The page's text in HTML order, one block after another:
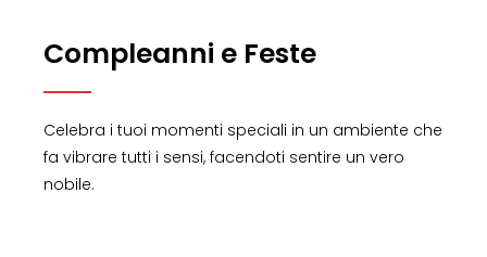
Compleanni e Feste
Celebra i tuoi momenti speciali in un ambiente che
fa vibrare tutti i sensi, facendoti sentire un vero
nobile.